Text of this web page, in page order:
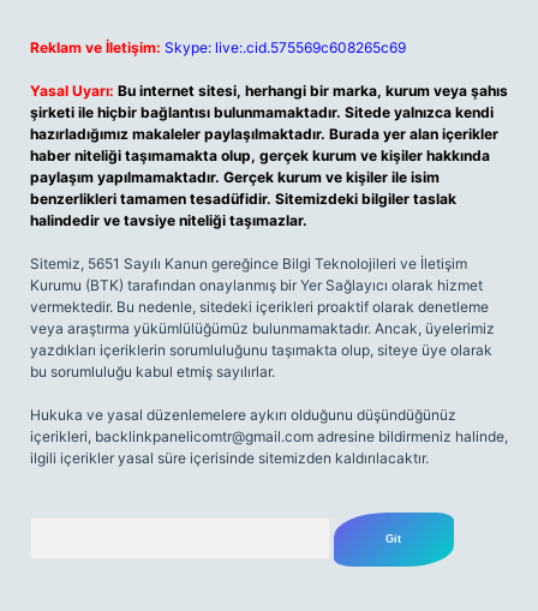
Reklam ve İletişim: Skype: live:.cid.575569c608265c69
Yasal Uyarı: Bu internet sitesi, herhangi bir marka, kurum veya şahıs
şirketi ile hiçbir bağlantısı bulunmamaktadır. Sitede yalnızca kendi
hazırladığımız makaleler paylaşılmaktadır. Burada yer alan içerikler
haber niteliği taşımamakta olup, gerçek kurum ve kişiler hakkında
paylaşım yapılmamaktadır. Gerçek kurum ve kişiler ile isim
benzerlikleri tamamen tesadüfidir. Sitemizdeki bilgiler taslak
halindedir ve tavsiye niteliği taşımazlar.
Sitemiz, 5651 Sayılı Kanun gereğince Bilgi Teknolojileri ve İletişim
Kurumu (BTK) tarafından onaylanmış bir Yer Sağlayıcı olarak hizmet
vermektedir. Bu nedenle, sitedeki içerikleri proaktif olarak denetleme
veya araştırma yükümlülüğümüz bulunmamaktadır. Ancak, üyelerimiz
yazdıkları içeriklerin sorumluluğunu taşımakta olup, siteye üye olarak
bu sorumluluğu kabul etmiş sayılırlar.
Hukuka ve yasal düzenlemelere aykırı olduğunu düşündüğünüz
içerikleri, backlinkpanelicomtr@gmail.com adresine bildirmeniz halinde,
ilgili içerikler yasal süre içerisinde sitemizden kaldırılacaktır.